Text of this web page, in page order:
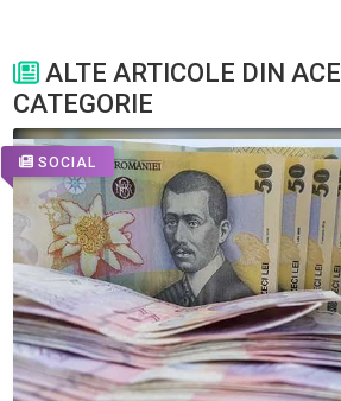
ALTE ARTICOLE DIN
CATEGORIE
SOCIAL